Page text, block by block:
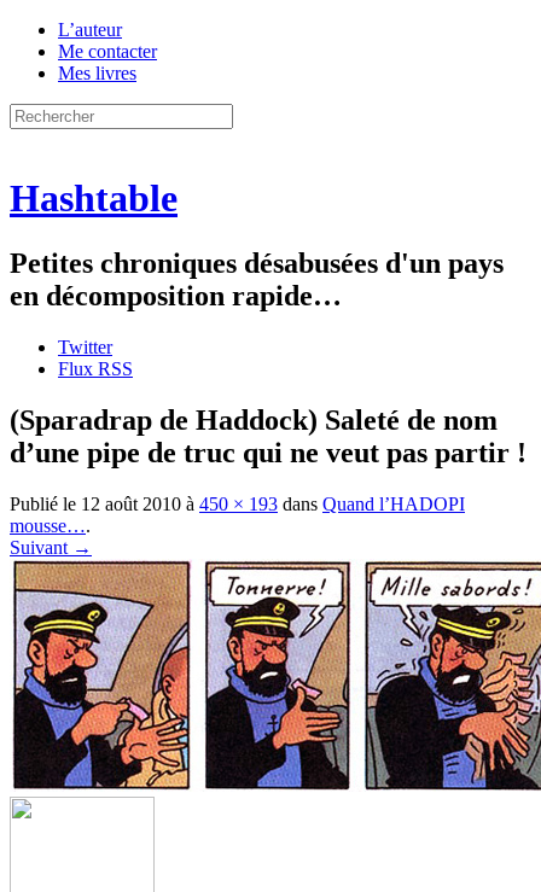
L’auteur
Me contacter
Mes livres
Hashtable
Petites chroniques désabusées d'un pays
en décomposition rapide…
Twitter
Flux RSS
(Sparadrap de Haddock) Saleté de nom
d’une pipe de truc qui ne veut pas partir !
Publié le 12 août 2010 à 450 × 193 dans Quand l’HADOPI
mousse….
Suivant →